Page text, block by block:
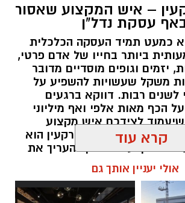
– איש המקצוע שאסור
באף עסקת נדל"ן
כמעט תמיד העסקה הכלכלית
ביותר בחייו של אדם פרטי,
יזמים וגופים מוסדיים מדובר
משקל שעשויות להשפיע על
לשנים רבות. דווקא ברגעים
הכף מאות אלפי ואף מיליוני
לצידכם איש מקצוע
ומנוסה. שמאי מקרקעין הוא
המוסמך על פי חוק להעריך את
מקרקעין, והוא זה שמעניק לכם את
החלטות מבוססות, שקולות
קרא עוד
אולי יעניין אותך גם